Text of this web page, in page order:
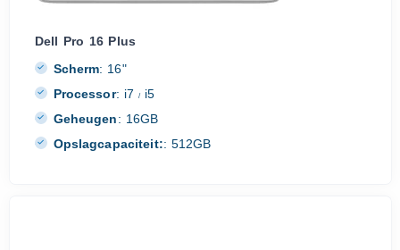
Dell Pro 16 Plus
Scherm: 16"
Processor: i7 / i5
Geheugen: 16GB
Opslagcapaciteit:: 512GB